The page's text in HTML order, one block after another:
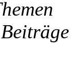
Beiträge